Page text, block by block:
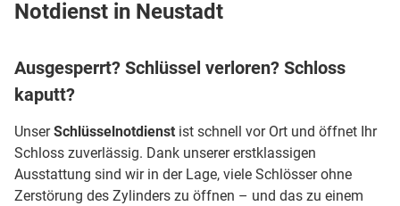
Notdienst in Neustadt
Ausgesperrt? Schlüssel verloren? Schloss
kaputt?
UnserSchlüsselnotdienst ist schnell vor Ort und öffnet Ihr
Schloss zuverlässig. Dank unserer erstklassigen
Ausstattung sind wir in der Lage, viele Schlösser ohne
Zerstörung des Zylinders zu öffnen – und das zu einem